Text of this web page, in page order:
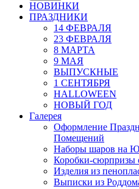
НОВИНКИ
ПРАЗДНИКИ
14 ФЕВРАЛЯ
23 ФЕВРАЛЯ
8 МАРТА
9 МАЯ
ВЫПУСКНЫЕ
1 СЕНТЯБРЯ
HALLOWEEN
НОВЫЙ ГОД
Галерея
Оформление
Помещений
Наборы шаров на
Коробки-сюрпризы
Изделия из
Выписки из